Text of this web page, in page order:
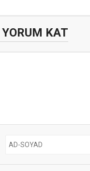
YORUM KAT